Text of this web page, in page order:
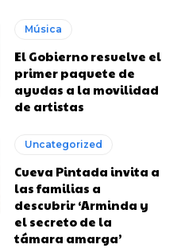
Música
El Gobierno resuelve el
primer paquete de
ayudas a la movilidad
de artistas
Uncategorized
Cueva Pintada invita a
las familias a
descubrir ‘Arminda y
el secreto de la
támara amarga’